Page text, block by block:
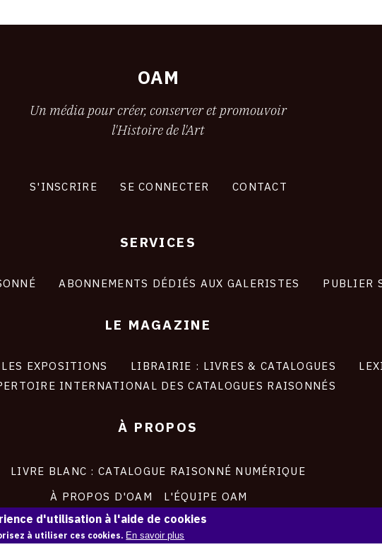
OAM
Un média pour créer, conserver et promouvoir
l'Histoire de l'Art
S'INSCRIRE SE CONNECTER CONTACT
SERVICES
ABONNEMENTS DÉDIÉS AUX GALERISTES PUBLIER
LE MAGAZINE
LES EXPOSITIONS LIBRAIRIE : LIVRES & CATALOGUES
INTERNATIONAL DES CATALOGUES RAISONNÉS
À PROPOS
LIVRE BLANC : CATALOGUE RAISONNÉ NUMÉRIQUE
À PROPOS D'OAM
L'ÉQUIPE OAM
INSTAGRAM
FACEBOOK
d'utilisation à l'aide de cookies
à utiliser ces cookies. En savoir plus